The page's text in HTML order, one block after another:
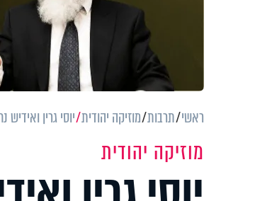
ראשי תרבות מוזיקה יהודית יוסי גרין
מוזיקה יהודית